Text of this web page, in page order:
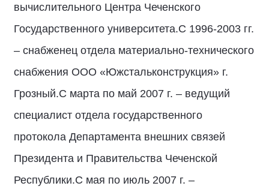
вычислительного Центра Чеченского
Государственного университета.С 1996-2003 гг.
– снабженец отдела материально-технического
снабжения ООО «Южстальконструкция» г.
Грозный.С марта по май 2007 г. – ведущий
специалист отдела государственного
протокола Департамента внешних связей
Президента и Правительства Чеченской
Республики.С мая по июль 2007 г. –